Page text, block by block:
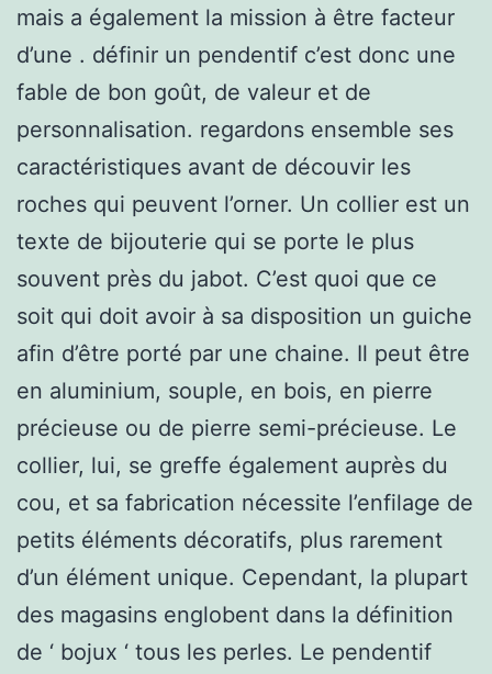
mais a également la mission à être facteur
d’une . définir un pendentif c’est donc une
fable de bon goût, de valeur et de
personnalisation. regardons ensemble ses
caractéristiques avant de découvir les
roches qui peuvent l’orner. Un collier est un
texte de bijouterie qui se porte le plus
souvent près du jabot. C’est quoi que ce
soit qui doit avoir à sa disposition un guiche
afin d’être porté par une chaine. Il peut être
en aluminium, souple, en bois, en pierre
précieuse ou de pierre semi-précieuse. Le
collier, lui, se greffe également auprès du
cou, et sa fabrication nécessite l’enfilage de
petits éléments décoratifs, plus rarement
d’un élément unique. Cependant, la plupart
des magasins englobent dans la définition
de ‘ bojux ‘ tous les perles. Le pendentif